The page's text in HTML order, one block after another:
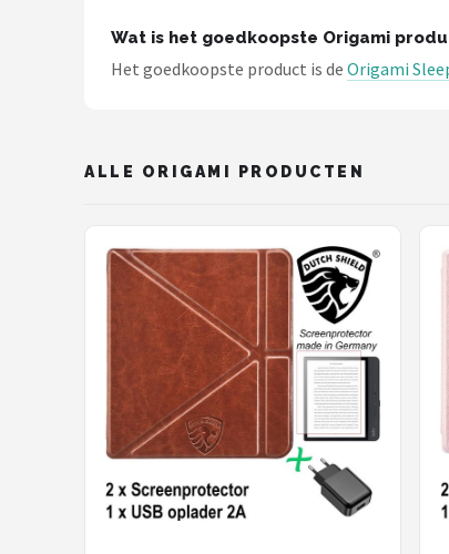
Wat is het goedkoopste Origami
Het goedkoopste product is de Origami
ALLE ORIGAMI PRODUCTEN